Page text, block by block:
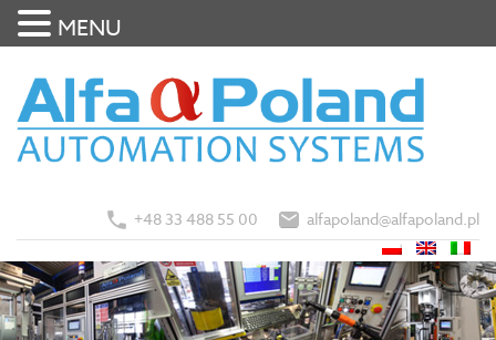
+48 33 488 55 00 alfapoland@alfapoland.pl
MENU